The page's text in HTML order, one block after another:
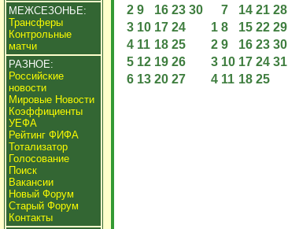
МЕЖСЕЗОНЬЕ:
Трансферы
Контрольные
матчи
РАЗНОЕ:
Российские
новости
Мировые Новости
Коэффициенты
УЕФА
Рейтинг ФИФА
Тотализатор
Голосование
Поиск
Вакансии
Новый Форум
Старый Форум
Контакты
2 9 16 23 30
3 10 17 24
4 11 18 25
5 12 19 26
6 13 20 27
7
14 21 28
1 8 15 22 29
2 9 16 23 30
3 10 17 24 31
4 11 18 25